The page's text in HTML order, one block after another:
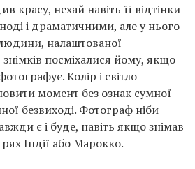
красу, нехай навіть її відтінки
і драматичними, але у нього
налаштованої
знімків посміхалися йому, якщо
Колір і світло
момент без ознак сумної
безвиході. Фотограф ніби
є і буде, навіть якщо знімав
Індії або Марокко.